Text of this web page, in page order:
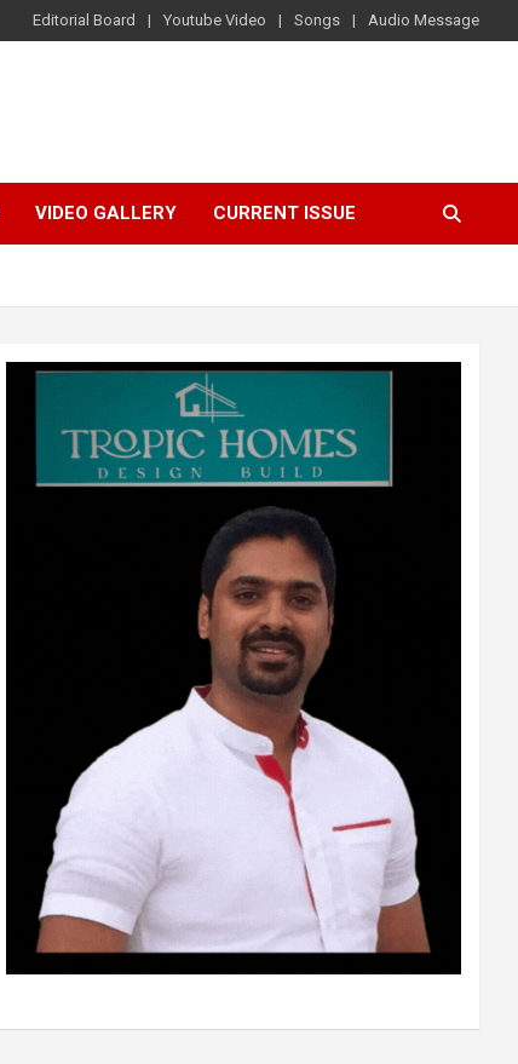
Editorial Board Youtube Video Songs Audio Message
VIDEO GALLERY CURRENT ISSUE